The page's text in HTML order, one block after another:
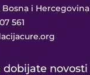
Bosna i Hercegovina
561
dobijate novosti